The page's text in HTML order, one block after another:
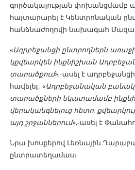
գործակալության փոխանցմամբ
հայտարարել է Կենտրոնական
հանձնաժողովի նախագահ
«Ադրբեջանցի ընտրողներն
կքվեարկեն ինքնիշխան
տարածքում»,-ասել է
հավելել․ «Ադրբեջանական
տարածքների նկատամամբ
վերականգնելուց հետո,
այդ շրջաններում»,-ասել է
Նրա խոսքերով Լեռնային
ընտրատեղամաս։